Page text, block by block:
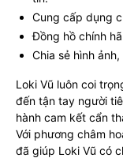
Cung cấp dụng
Đồng hồ chính
Chia sẻ hình
Loki Vũ luôn coi
đến tận tay người
hành cam kết cẩn
Với phương châm
đã giúp Loki Vũ có